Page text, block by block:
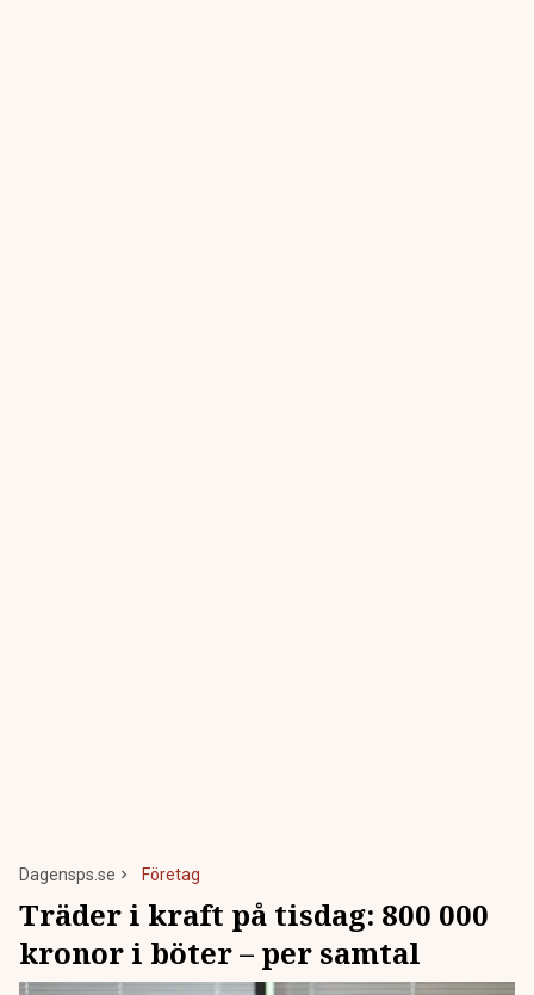
Dagensps.se Företag
Träder i kraft på tisdag: 800 000
kronor i böter – per samtal